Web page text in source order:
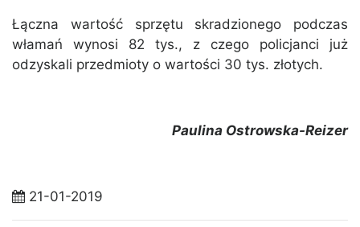
Łączna wartość sprzętu skradzionego podczas
włamań wynosi 82 tys., z czego policjanci już
odzyskali przedmioty o wartości 30 tys. złotych.
Paulina Ostrowska-Reizer
21-01-2019